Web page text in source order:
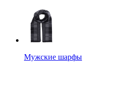
Мужские шарфы